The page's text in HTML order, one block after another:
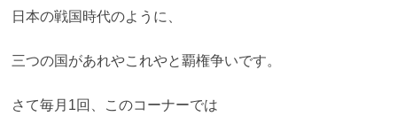
日本の戦国時代のように、
三つの国があれやこれやと覇権争いです。
さて毎月1回、このコーナーでは